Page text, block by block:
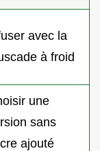
avec la
à froid
une
sans
ajouté